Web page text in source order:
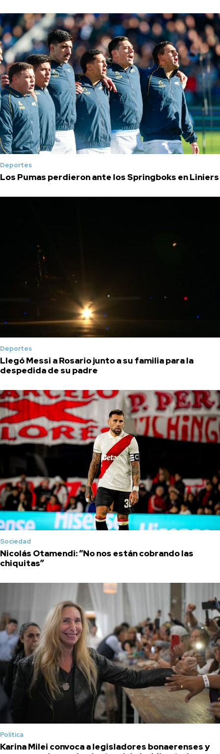
Deportes
Los Pumas perdieron ante los Springboks en Liniers
Deportes
Llegó Messi a Rosario junto a su familia para la
despedida de su padre
Sociedad
Nicolás Otamendi: “No nos están cobrando las
chiquitas”
Política
Karina Milei convoca a legisladores bonaerenses y